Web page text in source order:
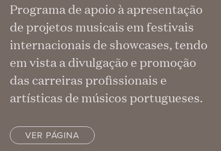
Programa de apoio à apresentação
de projetos musicais em festivais
internacionais de showcases, tendo
em vista a divulgação e promoção
das carreiras profissionais e
artísticas de músicos portugueses.
VER PÁGINA